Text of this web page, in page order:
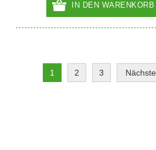
IN DEN WARENKORB
1 2 3 Nächste